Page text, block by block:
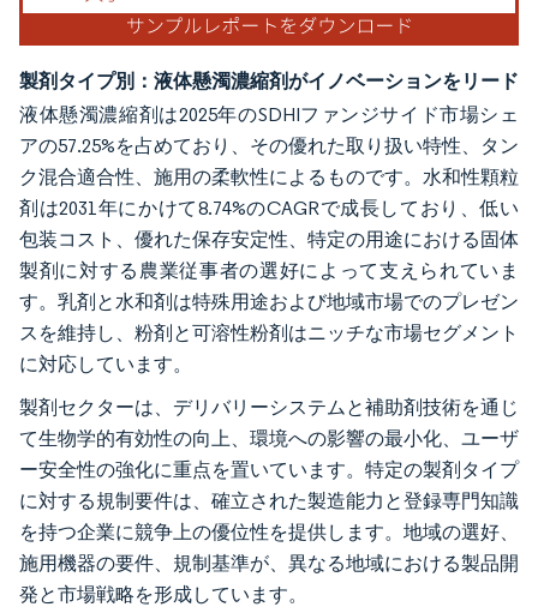
製剤タイプ別：液体懸濁濃縮剤がイノベーションをリード
液体懸濁濃縮剤は2025年のSDHIファンジサイド市場シェ
アの57.25%を占めており、その優れた取り扱い特性、タン
ク混合適合性、施用の柔軟性によるものです。水和性顆粒
剤は2031年にかけて8.74%のCAGRで成長しており、低い
包装コスト、優れた保存安定性、特定の用途における固体
製剤に対する農業従事者の選好によって支えられていま
す。乳剤と水和剤は特殊用途および地域市場でのプレゼン
スを維持し、粉剤と可溶性粉剤はニッチな市場セグメント
に対応しています。
製剤セクターは、デリバリーシステムと補助剤技術を通じ
て生物学的有効性の向上、環境への影響の最小化、ユーザ
ー安全性の強化に重点を置いています。特定の製剤タイプ
に対する規制要件は、確立された製造能力と登録専門知識
を持つ企業に競争上の優位性を提供します。地域の選好、
施用機器の要件、規制基準が、異なる地域における製品開
発と市場戦略を形成しています。